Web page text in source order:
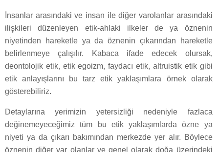
İnsanlar arasındaki ve insan ile diğer varolanlar arasındaki
ilişkileri düzenleyen etik-ahlaki ilkeler de ya öznenin
niyetinden hareketle ya da öznenin çıkarından hareketle
belirlenmeye çalışılır. Kabaca ifade edecek olursak,
deontolojik etik, etik egoizm, faydacı etik, altruistik etik gibi
etik anlayışlarını bu tarz etik yaklaşımlara örnek olarak
gösterebiliriz.
Detaylarına yerimizin yetersizliği nedeniyle fazlaca
değinemeyeceğimiz tüm bu etik yaklaşımlarda özne ya
niyeti ya da çıkarı bakımından merkezde yer alır. Böylece
öznenin diğer var olanlar ve genel olarak doğa üzerindeki